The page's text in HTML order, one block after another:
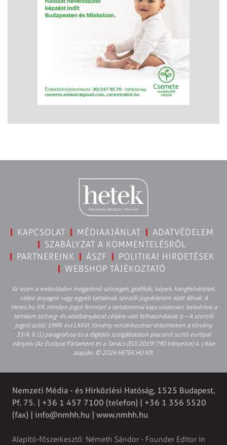
KAPCSOLAT MÉDIAAJÁNLAT
ADATVÉDELEM
SZABÁLYZAT A KOMMENTELÉSRŐL
PARTNEREINK
ÁSZF
POLITIKAI HIRDETÉSEK
WEBSHOP TÁJÉKOZTATÓ
Az ezen a weboldalon megjelenő szövegek, grafikák, képek, hangfelvételek,
video anyagok vagy egyéb tartalmak szerzői jogvédelem alatt állnak. A
Hetek.hu Kft. minden jogot fenntart a tartalommal kapcsolatosan, beleértve a
tartalom szöveg- és adatbányászat céljára való felhasználását is – A szerzői
jogról szóló 1999. évi LXXVI. törvény rendelkezései értelmében a törvény
35/A. § (1) paragrafusa és a digitális szolgáltatások piacairól szóló európai
irányelv (Az Európai Parlament és a Tanács (EU) 2019/790 Irányelve) 4. cikke
alapján. © 2026 HETEK.HU Kft.
Nemzeti Média - és Hírközlési Hatóság, 1525 Budapest,
Pf. 75. | +36 1 457 7100 (telefon) | +36 1 356 5520
(fax) | info@nmhh.hu | www.nmhh.hu
Alapító-főszerkesztő: Németh Sándor - Founder Editor in